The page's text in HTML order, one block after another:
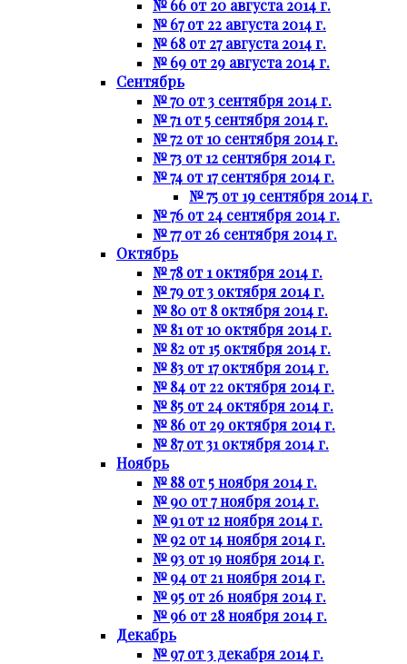
№ 66 от 20 августа 2014 г.
№ 67 от 22 августа 2014 г.
№ 68 от 27 августа 2014 г.
№ 69 от 29 августа 2014 г.
Сентябрь
№ 70 от 3 сентября 2014 г.
№ 71 от 5 сентября 2014 г.
№ 72 от 10 сентября 2014 г.
№ 73 от 12 сентября 2014 г.
№ 74 от 17 сентября 2014 г.
№ 75 от 19 сентября 2014 г.
№ 76 от 24 сентября 2014 г.
№ 77 от 26 сентября 2014 г.
Октябрь
№ 78 от 1 октября 2014 г.
№ 79 от 3 октября 2014 г.
№ 80 от 8 октября 2014 г.
№ 81 от 10 октября 2014 г.
№ 82 от 15 октября 2014 г.
№ 83 от 17 октября 2014 г.
№ 84 от 22 октября 2014 г.
№ 85 от 24 октября 2014 г.
№ 86 от 29 октября 2014 г.
№ 87 от 31 октября 2014 г.
Ноябрь
№ 88 от 5 ноября 2014 г.
№ 90 от 7 ноября 2014 г.
№ 91 от 12 ноября 2014 г.
№ 92 от 14 ноября 2014 г.
№ 93 от 19 ноября 2014 г.
№ 94 от 21 ноября 2014 г.
№ 95 от 26 ноября 2014 г.
№ 96 от 28 ноября 2014 г.
Декабрь
№ 97 от 3 декабря 2014 г.